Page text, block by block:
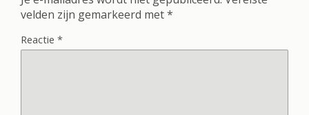
velden zijn gemarkeerd met*
Reactie *